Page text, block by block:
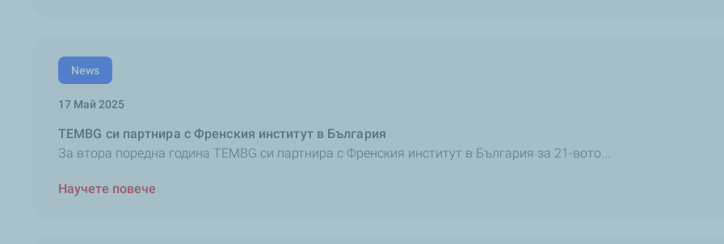
News
17 Май 2025
TEMBG си партнира с Френския институт в България
За втора поредна година TEMBG си партнира с Френския институт в България за 21-вото...
Научете повече